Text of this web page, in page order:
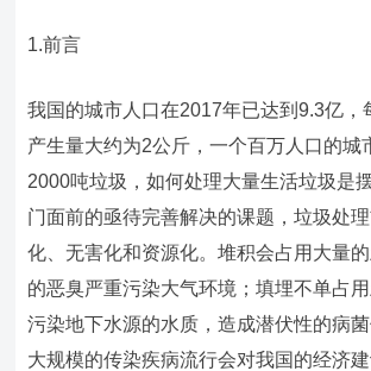
1.前言
我国的城市人口在2017年已达到9.3亿，
产生量大约为2公斤，一个百万人口的城
2000吨垃圾，如何处理大量生活垃圾是
门面前的亟待完善解决的课题，垃圾处
化、无害化和资源化。堆积会占用大量
的恶臭严重污染大气环境；填埋不单占
污染地下水源的水质，造成潜伏性的病
大规模的传染疾病流行会对我国的经济